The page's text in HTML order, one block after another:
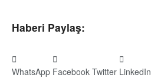
Haberi Paylaş:
WhatsApp Facebook Twitter LinkedIn